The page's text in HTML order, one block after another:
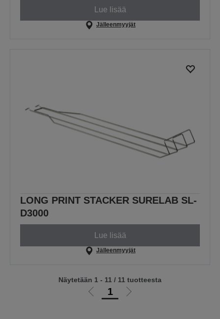
Lue lisää
Jälleenmyyjät
LONG PRINT STACKER SURELAB SL-
D3000
Lue lisää
Jälleenmyyjät
Siirry1
Siirry
Näytetään 1 - 11 / 11 tuotteesta